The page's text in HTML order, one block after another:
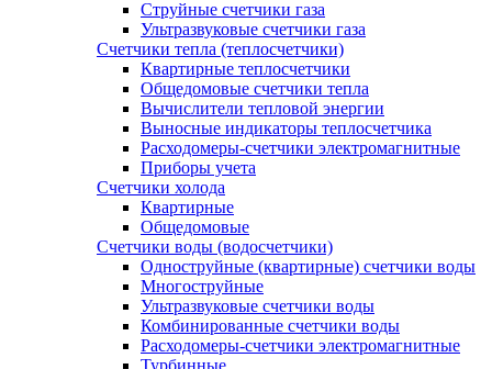
Струйные счетчики газа
Ультразвуковые счетчики газа
Счетчики тепла (теплосчетчики)
Квартирные теплосчетчики
Общедомовые счетчики тепла
Вычислители тепловой энергии
Выносные индикаторы теплосчетчика
Расходомеры-счетчики электромагнитные
Приборы учета
Счетчики холода
Квартирные
Общедомовые
Счетчики воды (водосчетчики)
Одноструйные (квартирные) счетчики воды
Многоструйные
Ультразвуковые счетчики воды
Комбинированные счетчики воды
Расходомеры-счетчики электромагнитные
Турбинные